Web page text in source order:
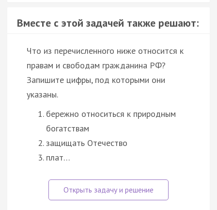
Вместе с этой задачей также решают:
Что из перечисленного ниже относится к
правам и свободам гражданина РФ?
Запишите цифры, под которыми они
указаны.
бережно относиться к природным
богатствам
защищать Отечество
плат…